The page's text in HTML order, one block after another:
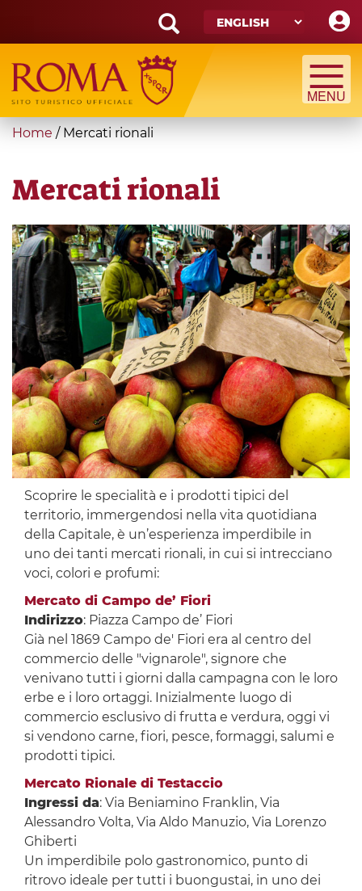
main
content
Search
form
Search
You
here
Home / Mercati rionali
Mercati rionali
Scoprire le specialità e i prodotti tipici del
territorio, immergendosi nella vita quotidiana
della Capitale, è un’esperienza imperdibile in
uno dei tanti mercati rionali, in cui si intrecciano
voci, colori e profumi:
Mercato di Campo de’ Fiori
Indirizzo: Piazza Campo de’ Fiori
Già nel 1869 Campo de' Fiori era al centro del
commercio delle "vignarole", signore che
venivano tutti i giorni dalla campagna con le loro
erbe e i loro ortaggi. Inizialmente luogo di
commercio esclusivo di frutta e verdura, oggi vi
si vendono carne, fiori, pesce, formaggi, salumi e
prodotti tipici.
Mercato Rionale di Testaccio
Ingressi da: Via Beniamino Franklin, Via
Alessandro Volta, Via Aldo Manuzio, Via Lorenzo
Ghiberti
Un imperdibile polo gastronomico, punto di
ritrovo ideale per tutti i buongustai, in uno dei